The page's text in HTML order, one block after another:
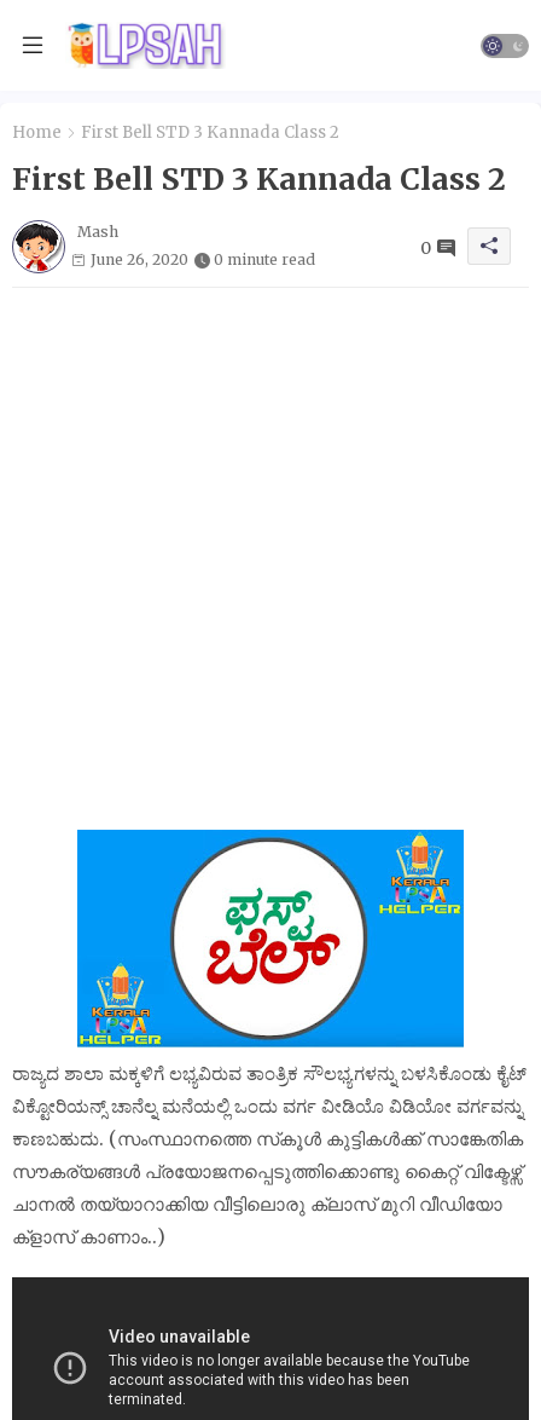
Home First Bell STD 3 Kannada Class 2
First Bell STD 3 Kannada Class 2
Mash
June 26, 2020
0 minute read
0
ರಾಜ್ಯದ ಶಾಲಾ ಮಕ್ಕಳಿಗೆ ಲಭ್ಯವಿರುವ ತಾಂತ್ರಿಕ ಸೌಲಭ್ಯಗಳನ್ನು ಬಳಸಿಕೊಂಡು ಕೈಟ್
ವಿಕ್ಟೋರಿಯನ್ಸ್ ಚಾನೆಲ್ನ ಮನೆಯಲ್ಲಿ ಒಂದು ವರ್ಗ ವೀಡಿಯೊ ವಿಡಿಯೋ ವರ್ಗವನ್ನು
ಕಾಣಬಹುದು. (സംസ്ഥാനത്തെ സ്‌കൂൾ കുട്ടികൾക്ക് സാങ്കേതിക
സൗകര്യങ്ങൾ പ്രയോജനപ്പെടുത്തിക്കൊണ്ടു കൈറ്റ് വിക്ടേഴ്സ്
ചാനല്‍ തയ്യാറാക്കിയ വീട്ടിലൊരു ക്ലാസ് മുറി വീഡിയോ
ക്‌ളാസ് കാണാം..)